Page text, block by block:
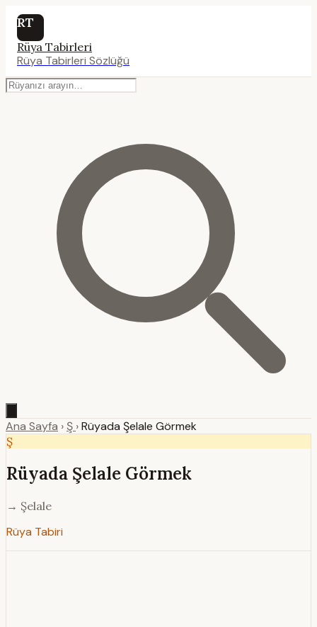
RT
Rüya Tabirleri
Rüya Tabirleri Sözlüğü
Ana Sayfa › Ş ›Rüyada Şelale Görmek
Ş
Rüyada Şelale Görmek
→ Şelale
Rüya Tabiri